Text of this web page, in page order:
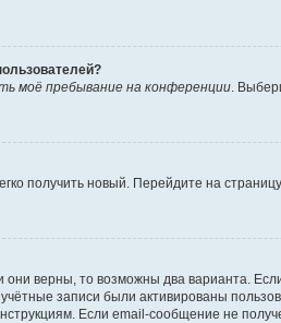
моё пребывание на конференции.
получить новый. Перейдите на
верны, то возможны два варианта.
записи были активированы
Если email-сообщение не